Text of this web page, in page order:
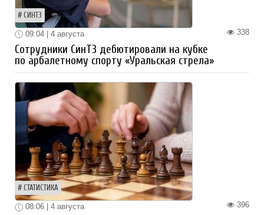
СИНТЗ
338
09:04 | 4 августа
Сотрудники СинТЗ дебютировали на кубке
по арбалетному спорту «Уральская стрела»
СТАТИСТИКА
396
08:06 | 4 августа